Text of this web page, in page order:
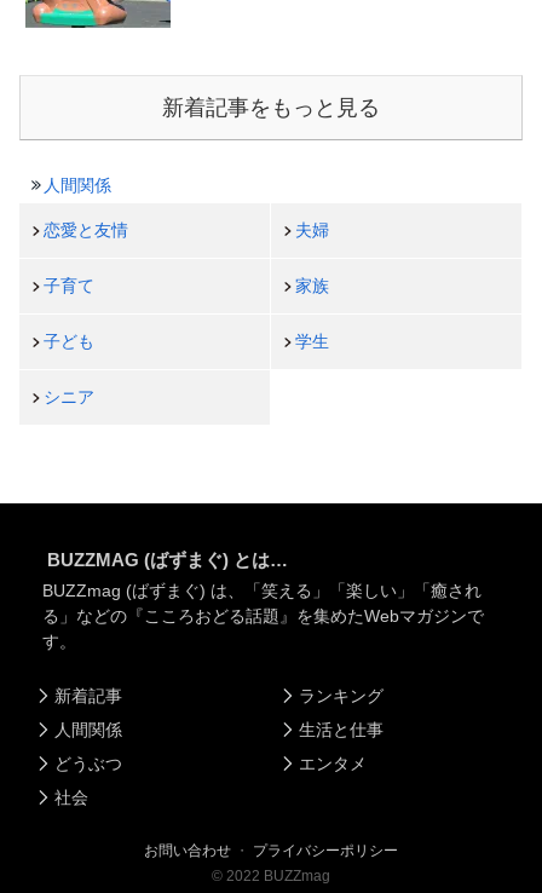
新着記事をもっと見る
人間関係
恋愛と友情 夫婦
子育て 家族
子ども 学生
シニア
BUZZMAG (ばずまぐ) とは…
BUZZmag (ばずまぐ) は、「笑える」「楽しい」「癒され
る」などの『こころおどる話題』を集めたWebマガジンで
す。
新着記事
人間関係
どうぶつ
社会
ランキング
生活と仕事
エンタメ
お問い合わせ ・ プライバシーポリシー
© 2022 BUZZmag